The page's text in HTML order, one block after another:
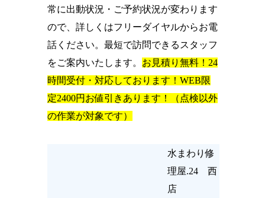
常に出動状況・ご予約状況が変わります
ので、詳しくはフリーダイヤルからお電
話ください。最短で訪問できるスタッフ
をご案内いたします。 お見積り無料！24
時間受付・対応しております！WEB限
定2400円お値引きあります！（点検以外
の作業が対象です）
水まわり修
理屋.24 西
店